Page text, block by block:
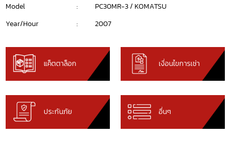
Model
:
PC30MR-3 / KOMATSU
Year/Hour
: 2007
แค็ตตาล็อก เงื่อนไขการเช่า
ประกันภัย อื่นๆ